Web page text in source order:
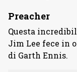
Preacher
Questa
Jim Lee fece in
di Garth Ennis.